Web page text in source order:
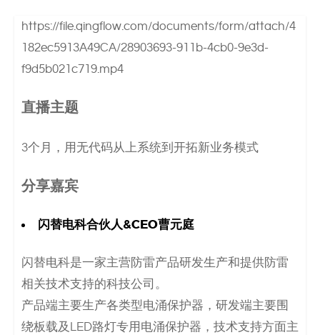
无
代
码
决
方
案
_
低
代
https://file.qingflow.com/documents/form/attach/4
182ec5913A49CA/28903693-911b-4cb0-9e3d-
f9d5b021c719.mp4
直播主题
3个月，用无代码从上系统到开拓新业务模式
分享嘉宾
闪替电科合伙人&CEO曹元庭
闪替电科是一家主营防雷产品研发生产和提供防雷
相关技术支持的科技公司。
产品端主要生产各类型电涌保护器，研发端主要围
绕板载及LED路灯专用电涌保护器，技术支持方面主